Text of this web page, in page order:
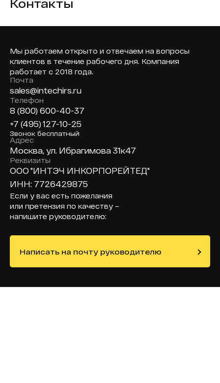
Контакты
Мы работаем открыто и отвечаем на вопросы
клиентов в течение рабочего дня. Компания
работает с 2018 года.
Почта
sales@intechirs.ru
Телефон
8 (800) 600-40-37
+7 (495) 127-10-25
Звонок бесплатный
Адрес
Москва, ул. Ибрагимова 31к47
Реквизиты
ООО "ИНТЭЧ ИНКОРПОРЕЙТЕД"
ИНН: 7726429875
Если у вас есть пожелания
или претензия по качеству –
напишите руководителю:
Написать на почту руководителю